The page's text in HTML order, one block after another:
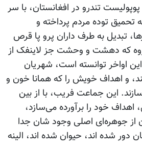
تندرو در افغانستان، با سر
تحمیق توده مردم پرداخته و
تبدیل به طرف داران پرو پا قرص
که دهشت و وحشت جز لاینفک از
اواخر توانسته است، شهریان
و اهداف خویش را که همانا خون و
این جماعت فریب، با از بین
خود را برآورده می‌سازد،
از جوهره‌ای اصلی وجود شان جدا
دور شده اند، حیوان شده اند، الینه